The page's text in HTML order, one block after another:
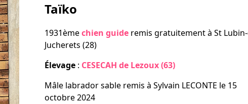
Taïko
1931èmechien guide remis gratuitement à St
Jucherets (28)
Élevage : CESECAH de Lezoux (63)
Mâle labrador sable remis à Sylvain LECONTE le 15
octobre 2024